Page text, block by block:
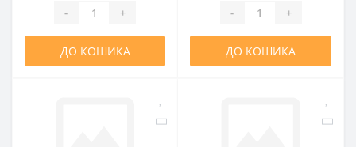
- +
ДО КОШИКА
- +
ДО КОШИКА